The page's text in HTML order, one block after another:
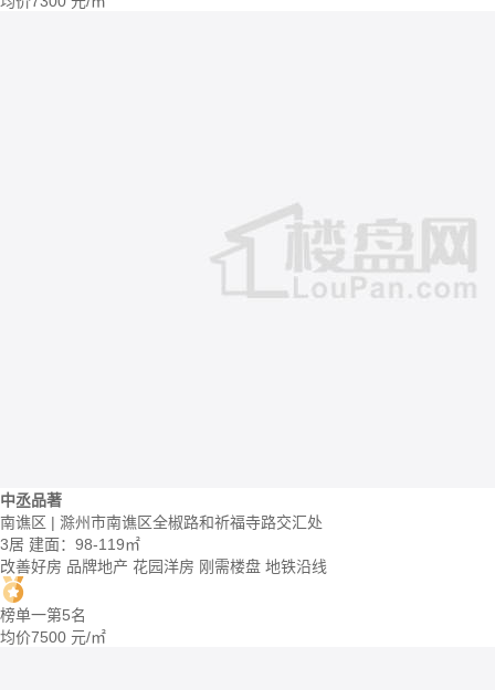
中丞品著
南谯区 | 滁州市南谯区全椒路和祈福寺路交汇处
3居 建面：98-119㎡
改善好房 品牌地产 花园洋房 刚需楼盘 地铁沿线
榜单一第5名
均价7500 元/㎡